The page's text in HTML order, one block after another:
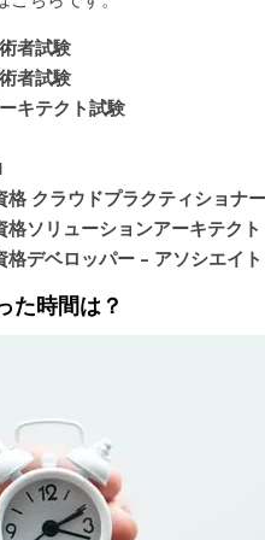
者試験
者試験
キテクト試験
格 クラウドプラクティショナー
格ソリューションアーキテク
格デベロッパー – アソシエイト
た時間は？